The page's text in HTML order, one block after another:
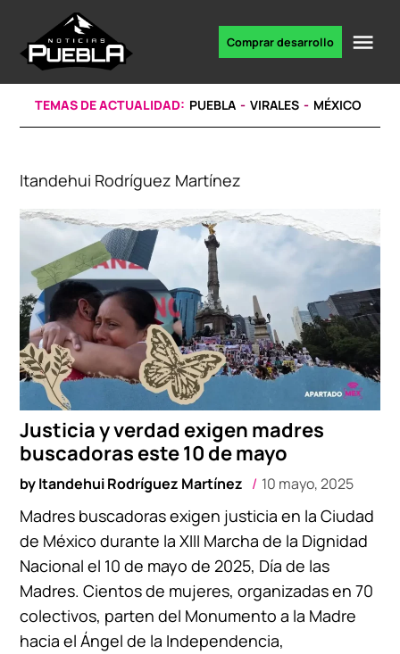
content
noticias
Comprar desarrollo
TEMAS DE ACTUALIDAD: PUEBLA VIRALES MÉXICO
Itandehui Rodríguez Martínez
Justicia y verdad exigen madres
buscadoras este 10 de mayo
byItandehui Rodríguez Martínez 10 mayo, 2025
Madres buscadoras exigen justicia en la Ciudad
de México durante la XIII Marcha de la Dignidad
Nacional el 10 de mayo de 2025, Día de las
Madres. Cientos de mujeres, organizadas en 70
colectivos, parten del Monumento a la Madre
hacia el Ángel de la Independencia,